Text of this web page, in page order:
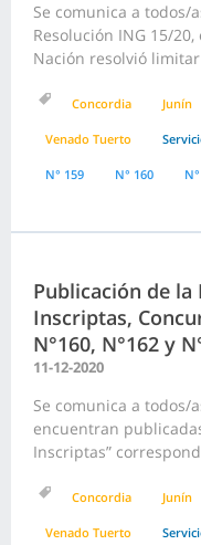
Se comunica a todos/
Resolución ING 15/
Nación resolvió
Concordia Junín
Venado Tuerto
N° 159 N° 160
Publicación de
Inscriptas,
N°160, N°162 y
11-12-2020
Se comunica a todos/
encuentran
Inscriptas”
Concordia Junín
Venado Tuerto